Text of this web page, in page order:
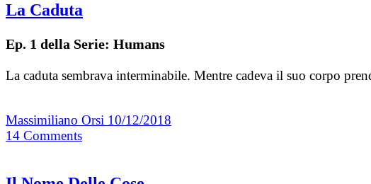
La Caduta
Ep. 1 della Serie: Humans
La caduta sembrava interminabile. Mentre cadeva il suo corpo
Massimiliano Orsi 10/12/2018
14 Comments